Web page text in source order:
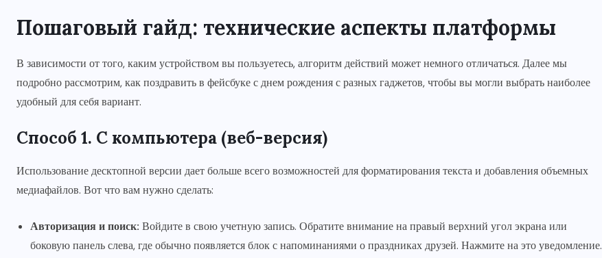
Пошаговый гайд: технические аспекты платформы
В зависимости от того, каким устройством вы пользуетесь, алгоритм действий может немного отличаться. Далее мы
подробно рассмотрим, как поздравить в фейсбуке с днем рождения с разных гаджетов, чтобы вы могли выбрать наиболее
удобный для себя вариант.
Способ 1. С компьютера (веб-версия)
Использование десктопной версии дает больше всего возможностей для форматирования текста и добавления объемных
медиафайлов. Вот что вам нужно сделать:
Авторизация и поиск: Войдите в свою учетную запись. Обратите внимание на правый верхний угол экрана или
боковую панель слева, где обычно появляется блок с напоминаниями о праздниках друзей. Нажмите на это уведомление.